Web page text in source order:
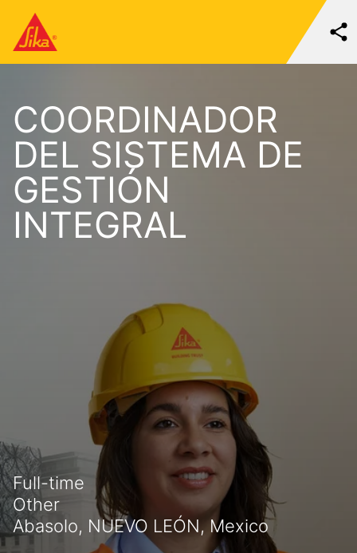
COORDINADOR
DEL SISTEMA DE
GESTIÓN
INTEGRAL
Full-time
Other
Abasolo, NUEVO LEÓN, Mexico